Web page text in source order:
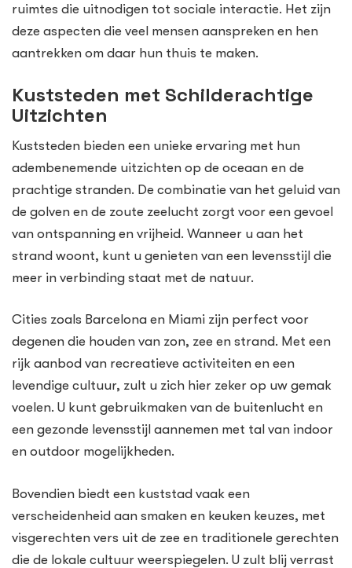
ruimtes die uitnodigen tot sociale interactie. Het zijn
deze aspecten die veel mensen aanspreken en hen
aantrekken om daar hun thuis te maken.
Kuststeden met Schilderachtige
Uitzichten
Kuststeden bieden een unieke ervaring met hun
adembenemende uitzichten op de oceaan en de
prachtige stranden. De combinatie van het geluid van
de golven en de zoute zeelucht zorgt voor een gevoel
van ontspanning en vrijheid. Wanneer u aan het
strand woont, kunt u genieten van een levensstijl die
meer in verbinding staat met de natuur.
Cities zoals Barcelona en Miami zijn perfect voor
degenen die houden van zon, zee en strand. Met een
rijk aanbod van recreatieve activiteiten en een
levendige cultuur, zult u zich hier zeker op uw gemak
voelen. U kunt gebruikmaken van de buitenlucht en
een gezonde levensstijl aannemen met tal van indoor
en outdoor mogelijkheden.
Bovendien biedt een kuststad vaak een
verscheidenheid aan smaken en keuken keuzes, met
visgerechten vers uit de zee en traditionele gerechten
die de lokale cultuur weerspiegelen. U zult blij verrast